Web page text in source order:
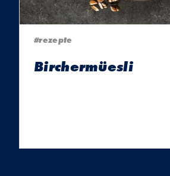
#rezepte
Birchermüesli